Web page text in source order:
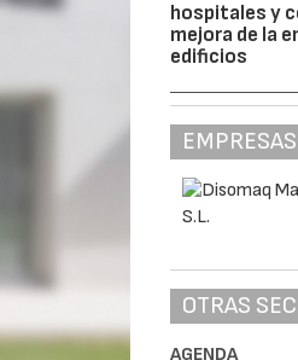
hospitales y
mejora de la
edificios
OTRAS
AGENDA